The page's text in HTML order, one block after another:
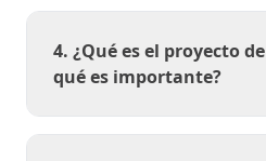
4. ¿Qué es el proyecto
qué es importante?